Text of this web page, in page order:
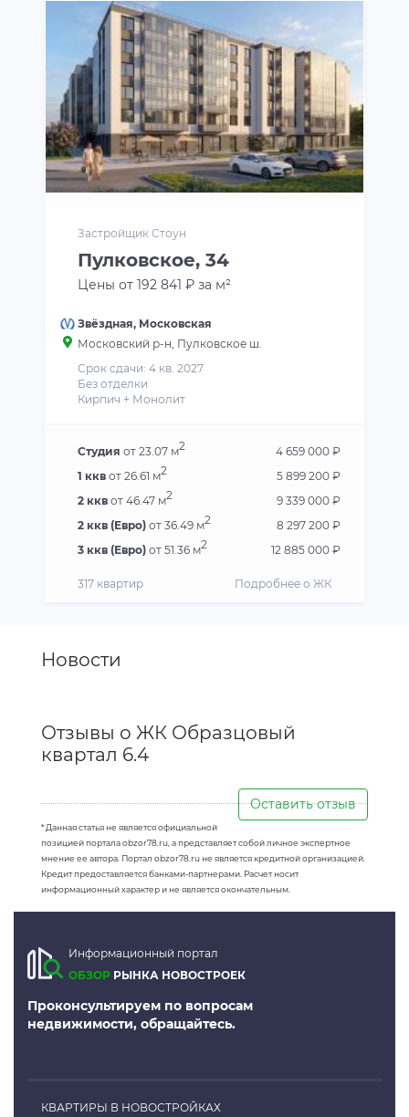
Застройщик Стоун
Пулковское, 34
Цены от 192 841 ₽ за м²
Звёздная, Московская
Московский р-н, Пулковское ш.
Срок сдачи: 4 кв. 2027
Без отделки
Кирпич + Монолит
Студия от 23.07 м2
4 659 000 ₽
1 ккв от 26.61 м2
5 899 200 ₽
2 ккв от 46.47 м2
9 339 000 ₽
2 ккв (Евро) от 36.49 м2
8 297 200 ₽
3 ккв (Евро) от 51.36 м2 12 885 000 ₽
317 квартир Подробнее о ЖК
Новости
Отзывы о ЖК Образцовый
квартал 6.4
Оставить отзыв
* Данная статья не является официальной
позицией портала obzor78.ru, а представляет собой личное экспертное
мнение ее автора. Портал obzor78.ru не является кредитной организацией.
Кредит предоставляется банками-партнерами. Расчет носит
информационный характер и не является окончательным.
Информационный портал
ОБЗОР РЫНКА НОВОСТРОЕК
Проконсультируем по вопросам
недвижимости, обращайтесь.
КВАРТИРЫ В НОВОСТРОЙКАХ